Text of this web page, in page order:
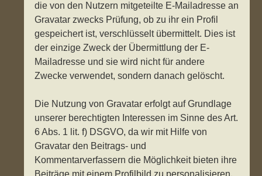
die von den Nutzern mitgeteilte E-Mailadresse an
Gravatar zwecks Prüfung, ob zu ihr ein Profil
gespeichert ist, verschlüsselt übermittelt. Dies ist
der einzige Zweck der Übermittlung der E-
Mailadresse und sie wird nicht für andere
Zwecke verwendet, sondern danach gelöscht.
Die Nutzung von Gravatar erfolgt auf Grundlage
unserer berechtigten Interessen im Sinne des Art.
6 Abs. 1 lit. f) DSGVO, da wir mit Hilfe von
Gravatar den Beitrags- und
Kommentarverfassern die Möglichkeit bieten ihre